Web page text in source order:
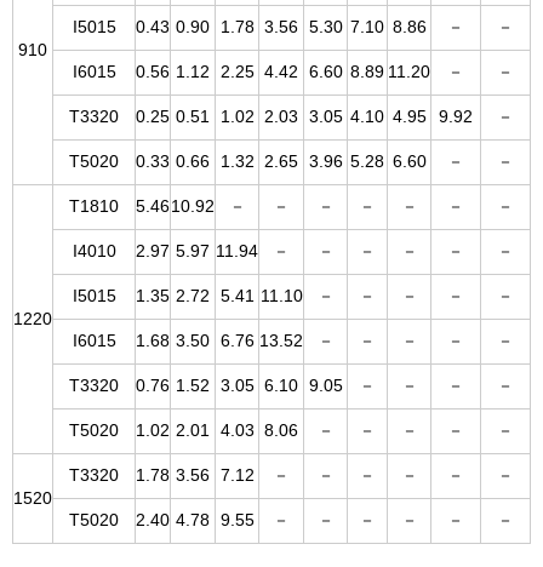
910
I5015 0.43 0.90 1.78 3.56 5.30 7.10 8.86 － －
I6015 0.56 1.12 2.25 4.42 6.60 8.89 11.20 － －
T3320 0.25 0.51 1.02 2.03 3.05 4.10 4.95 9.92 －
T5020 0.33 0.66 1.32 2.65 3.96 5.28 6.60 － －
1220
T1810 5.4610.92 － － － － － － －
I4010 2.97 5.97 11.94 － － － － － －
I5015 1.35 2.72 5.41 11.10 － － － － －
I6015 1.68 3.50 6.76 13.52 － － － － －
T3320 0.76 1.52 3.05 6.10 9.05 － － － －
T5020 1.02 2.01 4.03 8.06 － － － － －
1520
T3320 1.78 3.56 7.12 － － － － － －
T5020 2.40 4.78 9.55 － － － － － －